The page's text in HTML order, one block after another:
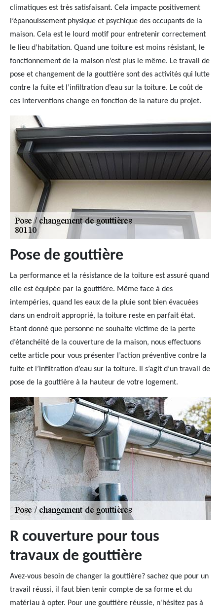
climatiques est très satisfaisant. Cela impacte positivement
l’épanouissement physique et psychique des occupants de la
maison. Cela est le lourd motif pour entretenir correctement
le lieu d’habitation. Quand une toiture est moins résistant, le
fonctionnement de la maison n’est plus le même. Le travail de
pose et changement de la gouttière sont des activités qui lutte
contre la fuite et l’infiltration d’eau sur la toiture. Le coût de
ces interventions change en fonction de la nature du projet.
Pose de gouttière
La performance et la résistance de la toiture est assuré quand
elle est équipée par la gouttière. Même face à des
intempéries, quand les eaux de la pluie sont bien évacuées
dans un endroit approprié, la toiture reste en parfait état.
Etant donné que personne ne souhaite victime de la perte
d’étanchéité de la couverture de la maison, nous effectuons
cette article pour vous présenter l’action préventive contre la
fuite et l’infiltration d’eau sur la toiture. Il s’agit d’un travail de
pose de la gouttière à la hauteur de votre logement.
R couverture pour tous
travaux de gouttière
Avez-vous besoin de changer la gouttière? sachez que pour un
travail réussi, il faut bien tenir compte de sa forme et du
matériau à opter. Pour une gouttière réussie, n'hésitez pas à